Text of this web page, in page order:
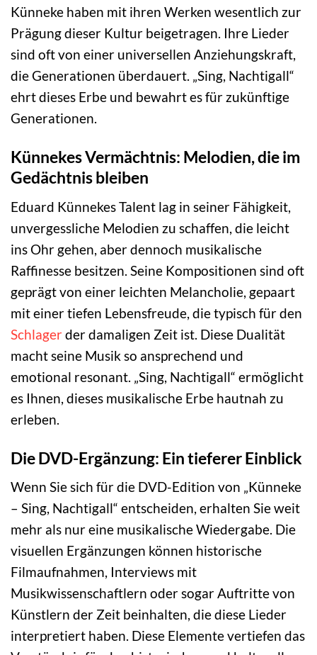
Künneke haben mit ihren Werken wesentlich zur
Prägung dieser Kultur beigetragen. Ihre Lieder
sind oft von einer universellen Anziehungskraft,
die Generationen überdauert. „Sing, Nachtigall“
ehrt dieses Erbe und bewahrt es für zukünftige
Generationen.
Künnekes Vermächtnis: Melodien, die im
Gedächtnis bleiben
Eduard Künnekes Talent lag in seiner Fähigkeit,
unvergessliche Melodien zu schaffen, die leicht
ins Ohr gehen, aber dennoch musikalische
Raffinesse besitzen. Seine Kompositionen sind oft
geprägt von einer leichten Melancholie, gepaart
mit einer tiefen Lebensfreude, die typisch für den
Schlagerder damaligen Zeit ist. Diese Dualität
macht seine Musik so ansprechend und
emotional resonant. „Sing, Nachtigall“ ermöglicht
es Ihnen, dieses musikalische Erbe hautnah zu
erleben.
Die DVD-Ergänzung: Ein tieferer Einblick
Wenn Sie sich für die DVD-Edition von „Künneke
– Sing, Nachtigall“ entscheiden, erhalten Sie weit
mehr als nur eine musikalische Wiedergabe. Die
visuellen Ergänzungen können historische
Filmaufnahmen, Interviews mit
Musikwissenschaftlern oder sogar Auftritte von
Künstlern der Zeit beinhalten, die diese Lieder
interpretiert haben. Diese Elemente vertiefen das